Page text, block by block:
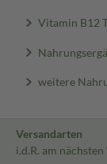
Vitamin B12
weitere
Versandarten
i.d.R. am